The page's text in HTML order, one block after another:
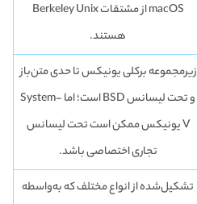
macOS از مشتقات Berkeley Unix
هستند.
زیرمجموعه برکلی یونیکس تا حدی متن‌باز
و تحت لیسانس BSD است؛ اما System-
V یونیکس ممکن است تحت لیسانس
تجاری اختصاصی باشد.
تشکیل‌شده از انواع مختلف که به‌واسطه